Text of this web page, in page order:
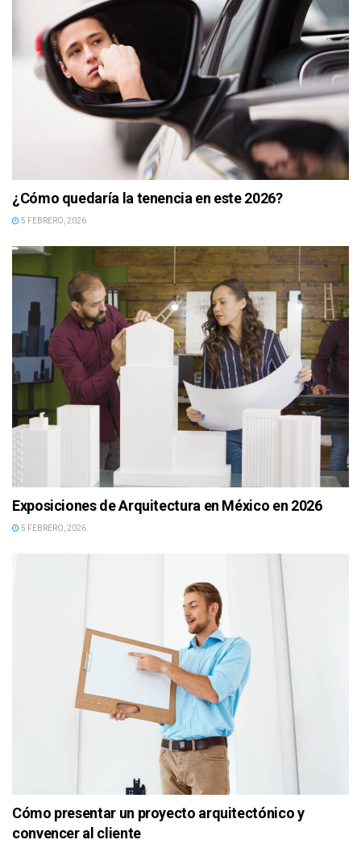
¿Cómo quedaría la tenencia en este 2026?
5 FEBRERO, 2026
Exposiciones de Arquitectura en México en 2026
5 FEBRERO, 2026
Cómo presentar un proyecto arquitectónico y
convencer al cliente